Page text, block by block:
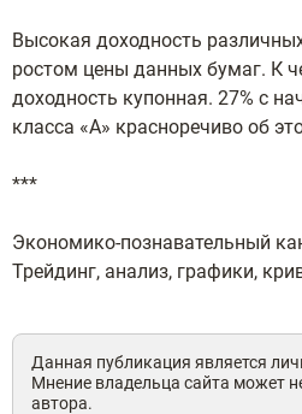
Высокая доходность
ростом цены данных бумаг. К
доходность купонная. 27% с
класса «А» красноречиво об
***
Экономико-познавательный
Трейдинг, анализ, графики,
Данная публикация является
Мнение владельца сайта может
автора.